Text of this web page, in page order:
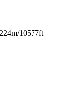
10577ft